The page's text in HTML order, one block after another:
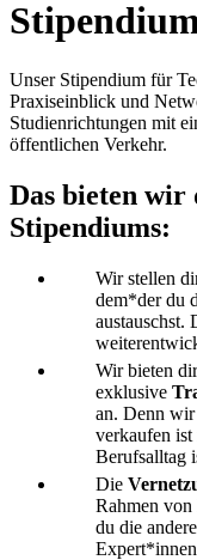
Unser Stipendium für
Praxiseinblick und
Studienrichtungen mit
öffentlichen Verkehr.
Das bieten wir
Stipendiums:
Wir stellen
dem*der du
austauschst.
Wir bieten
exklusive
an. Denn wir
verkaufen ist
Berufsalltag
Die
Rahmen
du die